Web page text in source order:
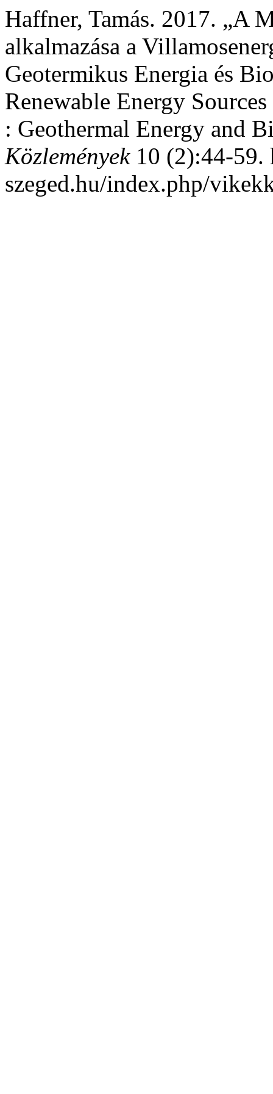
Haffner, Tamás. 2017. „A
alkalmazása a
Geotermikus Energia és
Renewable Energy
: Geothermal Energy and
Közlemények10 (2):44-59.
szeged.hu/index.php/